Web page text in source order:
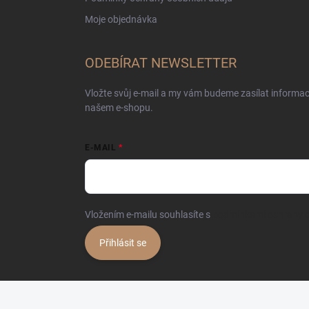
Moje objednávka
ODEBÍRAT NEWSLETTER
Vložte svůj e-mail a my vám budeme zasílat
našem e-shopu.
E-MAIL
Vložením e-mailu souhlasíte s
Přihlásit se